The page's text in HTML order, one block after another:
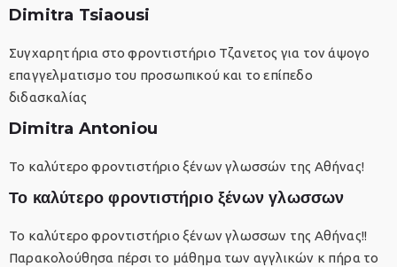
Dimitra Tsiaousi
Συγχαρητήρια στο φροντιστήριο Τζανετος για τον άψογο
επαγγελματισμο του προσωπικού και το επίπεδο
διδασκαλίας
Dimitra Antoniou
Το καλύτερο φροντιστήριο ξένων γλωσσών της Αθήνας!
Το καλύτερο φροντιστήριο ξένων γλωσσων
Το καλύτερο φροντιστήριο ξένων γλωσσων της Αθήνας!!
Παρακολούθησα πέρσι το μάθημα των αγγλικών κ πήρα το